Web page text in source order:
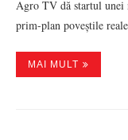
Agro TV dă startul unei
prim-plan poveștile
MAI MULT